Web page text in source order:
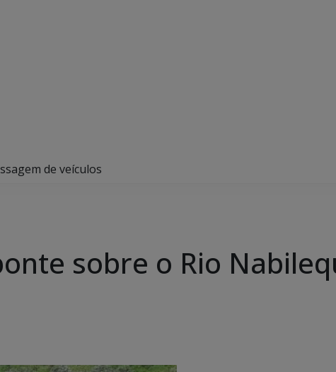
de veículos
sobre o Rio